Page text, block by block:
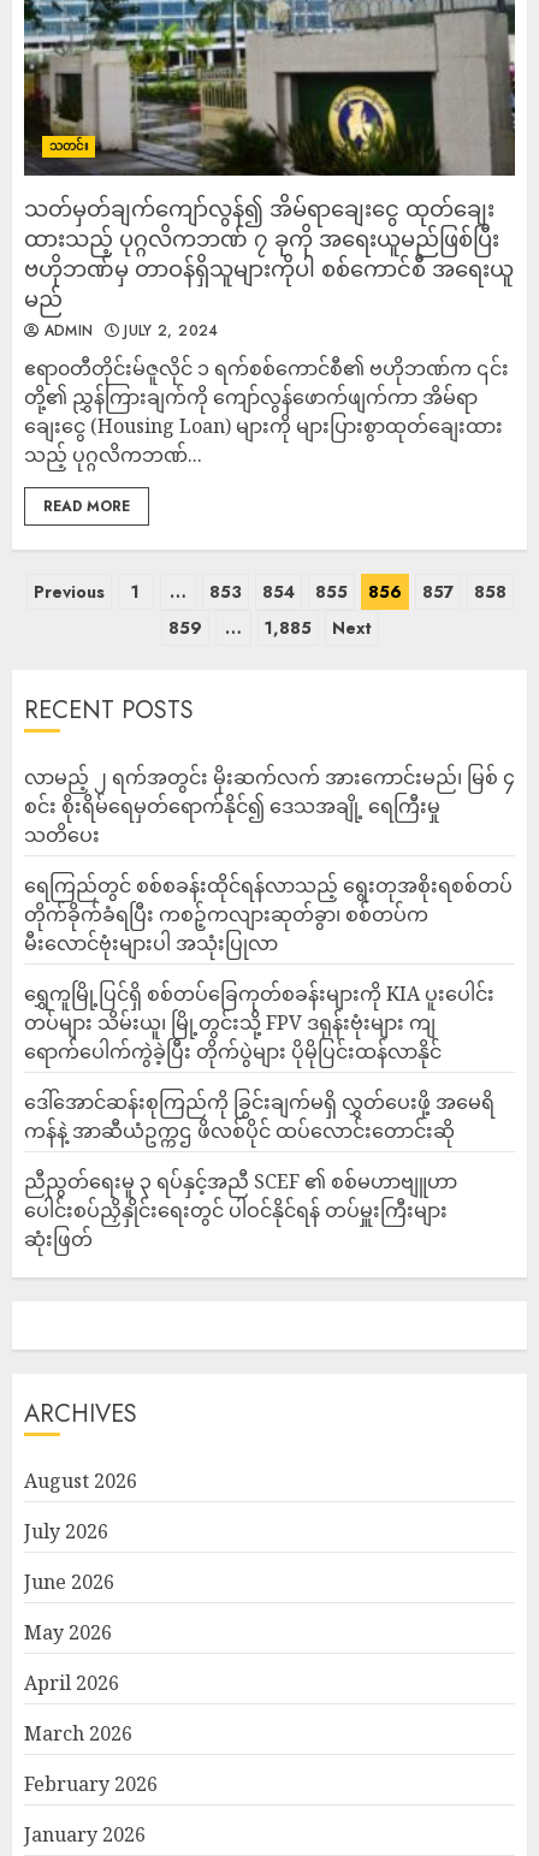
သတင်း
သတ်မှတ်ချက်ကျော်လွန်၍ အိမ်ရာချေးငွေ ထုတ်ချေး
ထားသည့် ပုဂ္ဂလိကဘဏ် ၇ ခုကို အရေးယူမည်ဖြစ်ပြီး
ဗဟိုဘဏ်မှ တာဝန်ရှိသူများကိုပါ စစ်ကောင်စီ အရေးယူ
မည်
ADMIN JULY 2, 2024
ဧရာ၀တီတိုင်းမ်ဇူလိုင် ၁ ရက်စစ်ကောင်စီ၏ ဗဟိုဘဏ်က ၎င်း
တို့၏ ညွှန်ကြားချက်ကို ကျော်လွန်ဖောက်ဖျက်ကာ အိမ်ရာ
ချေးငွေ (Housing Loan) များကို များပြားစွာထုတ်ချေးထား
သည့် ပုဂ္ဂလိကဘဏ်...
READ MORE
Previous 1 … 853 854 855 856 857
858
859
… 1,885 Next
RECENT POSTS
လာမည့် ၂ ရက်အတွင်း မိုးဆက်လက် အားကောင်းမည်၊ မြစ် ၄
စင်း စိုးရိမ်ရေမှတ်ရောက်နိုင်၍ ဒေသအချို့ ရေကြီးမှု
သတိပေး
ရေကြည်တွင် စစ်စခန်းထိုင်ရန်လာသည့် ရွေးတုအစိုးရစစ်တပ်
တိုက်ခိုက်ခံရပြီး ကစဉ့်ကလျားဆုတ်ခွာ၊ စစ်တပ်က
မီးလောင်ဗုံးများပါ အသုံးပြုလာ
‎ရွှေကူမြို့ပြင်ရှိ စစ်တပ်ခြေကုတ်စခန်းများကို KIA ပူးပေါင်း
တပ်များ သိမ်းယူ၊ မြို့တွင်းသို့ FPV ဒရုန်းဗုံးများ ကျ
ရောက်ပေါက်ကွဲခဲ့ပြီး တိုက်ပွဲများ ပိုမိုပြင်းထန်လာနိုင်
ဒေါ်အောင်ဆန်းစုကြည်ကို ခြွင်းချက်မရှိ လွှတ်ပေးဖို့ အမေရိ
ကန်နဲ့ အာဆီယံဥက္ကဌ ဖိလစ်ပိုင် ထပ်လောင်းတောင်းဆို
ညီညွတ်ရေးမူ ၃ ရပ်နှင့်အညီ SCEF ၏ စစ်မဟာဗျူဟာ
ပေါင်းစပ်ညှိနှိုင်းရေးတွင် ပါဝင်နိုင်ရန် တပ်မှူးကြီးများ
ဆုံးဖြတ်
ARCHIVES
August 2026
July 2026
June 2026
May 2026
April 2026
March 2026
February 2026
January 2026